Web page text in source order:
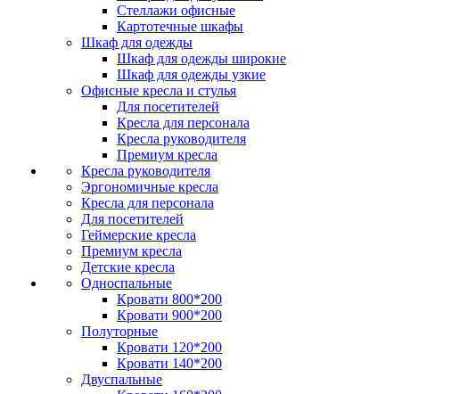
Стеллажи офисные
Картотечные шкафы
Шкаф для одежды
Шкаф для одежды широкие
Шкаф для одежды узкие
Офисные кресла и стулья
Для посетителей
Кресла для персонала
Кресла руководителя
Премиум кресла
Кресла руководителя
Эргономичные кресла
Кресла для персонала
Для посетителей
Геймерские кресла
Премиум кресла
Детские кресла
Односпальные
Кровати 800*200
Кровати 900*200
Полуторные
Кровати 120*200
Кровати 140*200
Двуспальные